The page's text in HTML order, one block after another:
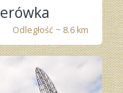
Odległość ~ 8.6 km